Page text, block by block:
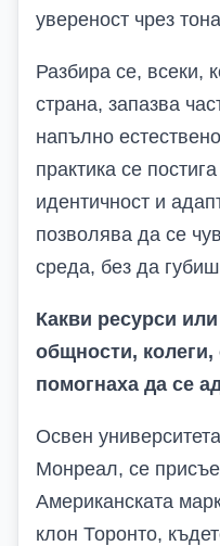
увереност чрез
Разбира се, всеки,
страна, запазва
напълно
практика се
идентичност и
позволява да се
среда, без да
Какви ресурси
общности,
помогнаха да се
Освен
Монреал, се
Американската
клон Торонто,